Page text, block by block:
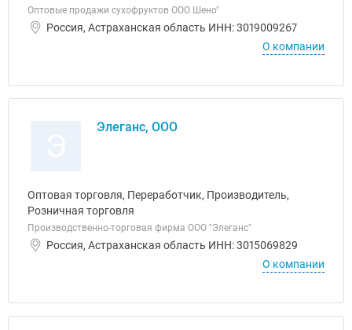
Оптовые продажи сухофруктов ООО Шено"
Россия, Астраханская область ИНН: 3019009267
О компании
Элеганс, ООО
Оптовая торговля, Переработчик, Производитель,
Розничная торговля
Производственно-торговая фирма ООО "Элеганс"
Россия, Астраханская область ИНН: 3015069829
О компании